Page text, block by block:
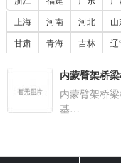
上海
河南 河北
甘肃
青海 吉林 辽
内蒙臂架桥
基…